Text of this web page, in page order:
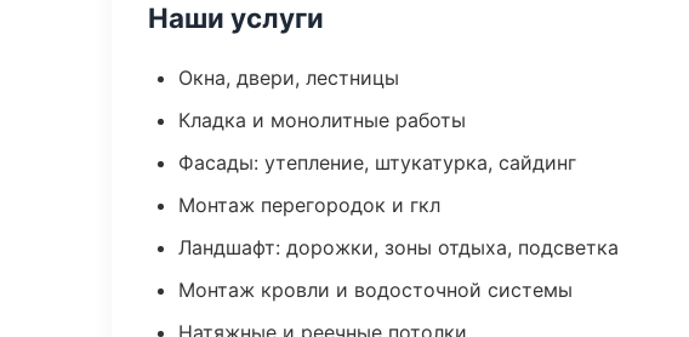
Наши услуги
Окна, двери, лестницы
Кладка и монолитные работы
Фасады: утепление, штукатурка, сайдинг
Монтаж перегородок и гкл
Ландшафт: дорожки, зоны отдыха, подсветка
Монтаж кровли и водосточной системы
Натяжные и реечные потолки